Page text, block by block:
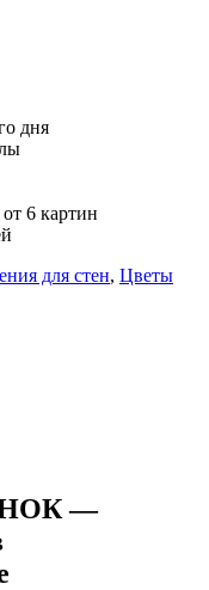
дня
6 картин
для стен, Цветы
—